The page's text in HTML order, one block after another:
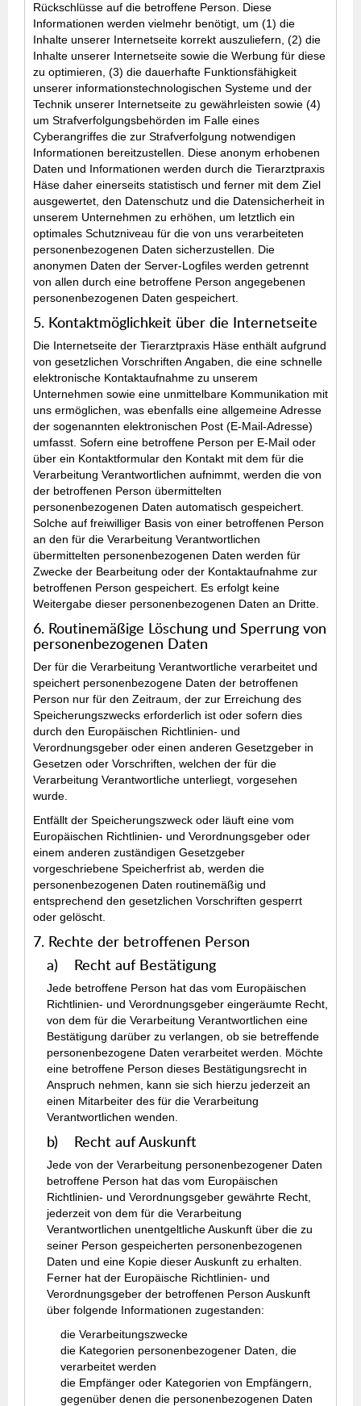
Rückschlüsse auf die betroffene Person. Diese
Informationen werden vielmehr benötigt, um (1) die
Inhalte unserer Internetseite korrekt auszuliefern, (2) die
Inhalte unserer Internetseite sowie die Werbung für diese
zu optimieren, (3) die dauerhafte Funktionsfähigkeit
unserer informationstechnologischen Systeme und der
Technik unserer Internetseite zu gewährleisten sowie (4)
um Strafverfolgungsbehörden im Falle eines
Cyberangriffes die zur Strafverfolgung notwendigen
Informationen bereitzustellen. Diese anonym erhobenen
Daten und Informationen werden durch die Tierarztpraxis
Häse daher einerseits statistisch und ferner mit dem Ziel
ausgewertet, den Datenschutz und die Datensicherheit in
unserem Unternehmen zu erhöhen, um letztlich ein
optimales Schutzniveau für die von uns verarbeiteten
personenbezogenen Daten sicherzustellen. Die
anonymen Daten der Server-Logfiles werden getrennt
von allen durch eine betroffene Person angegebenen
personenbezogenen Daten gespeichert.
5. Kontaktmöglichkeit über die Internetseite
Die Internetseite der Tierarztpraxis Häse enthält aufgrund
von gesetzlichen Vorschriften Angaben, die eine schnelle
elektronische Kontaktaufnahme zu unserem
Unternehmen sowie eine unmittelbare Kommunikation mit
uns ermöglichen, was ebenfalls eine allgemeine Adresse
der sogenannten elektronischen Post (E-Mail-Adresse)
umfasst. Sofern eine betroffene Person per E-Mail oder
über ein Kontaktformular den Kontakt mit dem für die
Verarbeitung Verantwortlichen aufnimmt, werden die von
der betroffenen Person übermittelten
personenbezogenen Daten automatisch gespeichert.
Solche auf freiwilliger Basis von einer betroffenen Person
an den für die Verarbeitung Verantwortlichen
übermittelten personenbezogenen Daten werden für
Zwecke der Bearbeitung oder der Kontaktaufnahme zur
betroffenen Person gespeichert. Es erfolgt keine
Weitergabe dieser personenbezogenen Daten an Dritte.
6. Routinemäßige Löschung und Sperrung von
personenbezogenen Daten
Der für die Verarbeitung Verantwortliche verarbeitet und
speichert personenbezogene Daten der betroffenen
Person nur für den Zeitraum, der zur Erreichung des
Speicherungszwecks erforderlich ist oder sofern dies
durch den Europäischen Richtlinien- und
Verordnungsgeber oder einen anderen Gesetzgeber in
Gesetzen oder Vorschriften, welchen der für die
Verarbeitung Verantwortliche unterliegt, vorgesehen
wurde.
Entfällt der Speicherungszweck oder läuft eine vom
Europäischen Richtlinien- und Verordnungsgeber oder
einem anderen zuständigen Gesetzgeber
vorgeschriebene Speicherfrist ab, werden die
personenbezogenen Daten routinemäßig und
entsprechend den gesetzlichen Vorschriften gesperrt
oder gelöscht.
7. Rechte der betroffenen Person
a) Recht auf Bestätigung
Jede betroffene Person hat das vom Europäischen
Richtlinien- und Verordnungsgeber eingeräumte Recht,
von dem für die Verarbeitung Verantwortlichen eine
Bestätigung darüber zu verlangen, ob sie betreffende
personenbezogene Daten verarbeitet werden. Möchte
eine betroffene Person dieses Bestätigungsrecht in
Anspruch nehmen, kann sie sich hierzu jederzeit an
einen Mitarbeiter des für die Verarbeitung
Verantwortlichen wenden.
b) Recht auf Auskunft
Jede von der Verarbeitung personenbezogener Daten
betroffene Person hat das vom Europäischen
Richtlinien- und Verordnungsgeber gewährte Recht,
jederzeit von dem für die Verarbeitung
Verantwortlichen unentgeltliche Auskunft über die zu
seiner Person gespeicherten personenbezogenen
Daten und eine Kopie dieser Auskunft zu erhalten.
Ferner hat der Europäische Richtlinien- und
Verordnungsgeber der betroffenen Person Auskunft
über folgende Informationen zugestanden:
die Verarbeitungszwecke
die Kategorien personenbezogener Daten, die
verarbeitet werden
die Empfänger oder Kategorien von Empfängern,
gegenüber denen die personenbezogenen Daten